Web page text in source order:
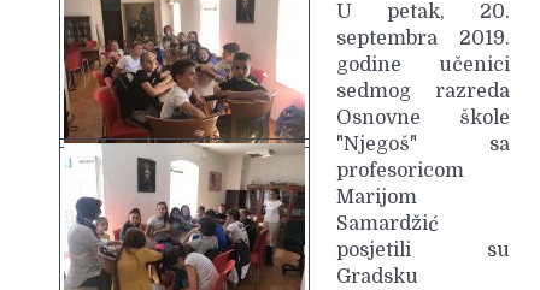
U petak, 20.
septembra 2019.
godine učenici
sedmog razreda
Osnovne škole
"Njegoš" sa
profesoricom
Marijom
Samardžić
posjetili su
Gradsku